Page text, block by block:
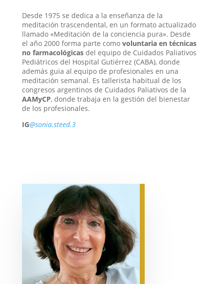
Desde 1975 se dedica a la enseñanza de la
meditación trascendental, en un formato actualizado
llamado «Meditación de la conciencia pura». Desde
el año 2000 forma parte como voluntaria en técnicas
no farmacológicasdel equipo de Cuidados Paliativos
Pediátricos del Hospital Gutiérrez (CABA), donde
además guia al equipo de profesionales en una
meditación semanal. Es tallerista habitual de los
congresos argentinos de Cuidados Paliativos de la
AAMyCP, donde trabaja en la gestión del bienestar
de los profesionales.
IG@sonia.steed.3